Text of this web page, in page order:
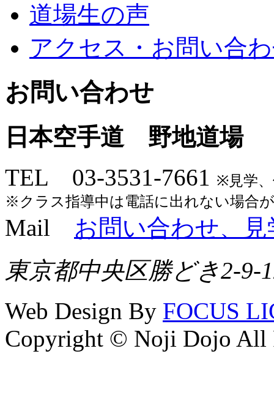
道場生の声
アクセス・お問い合
お問い合わせ
日本空手道 野地道場
TEL 03-3531-7661 ※見学
※クラス指導中は電話に出れない場合
Mail お問い合わせ、
東京都中央区勝どき2-
Web Design By FOCUS
Copyright © Noji Dojo All